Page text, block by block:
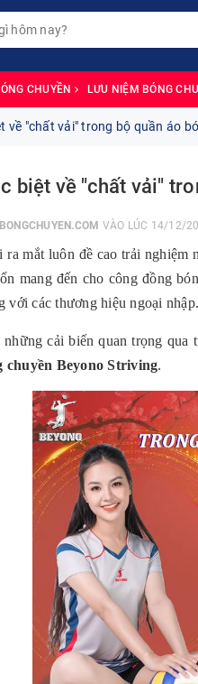
CHUYỀN LƯU NIỆM BÓNG
về "chất vải" trong bộ quần áo
biệt về "chất vải"
VÀO LÚC 14/12/
ra mắt luôn đề cao trải nghiệm
mang đến cho công đồng
với các thương hiệu ngoại nhập.
những cải biến quan trọng
chuyền Beyono Striving.